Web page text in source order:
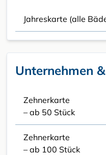
Jahreskarte (alle
Unternehmen
Zehnerkarte
– ab 50 Stück
Zehnerkarte
– ab 100 Stück